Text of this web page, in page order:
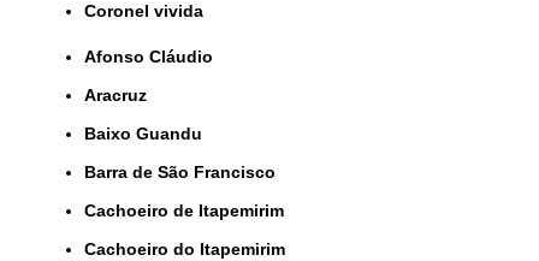
coronel vivida
Afonso Cláudio
Aracruz
Baixo Guandu
Barra de São Francisco
Cachoeiro de Itapemirim
Cachoeiro do Itapemirim